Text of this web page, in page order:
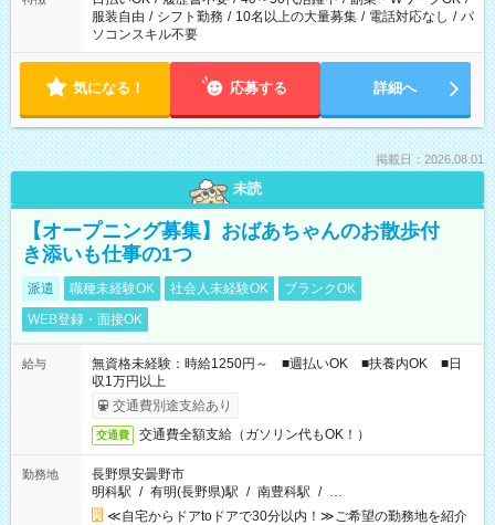
服装自由 / シフト勤務 / 10名以上の大量募集 / 電話対応なし / パ
ソコンスキル不要
気になる！ 応募する 詳細へ
掲載日：2026.08.01
未読
【オープニング募集】おばあちゃんのお散歩付
き添いも仕事の1つ
派遣 職種未経験OK 社会人未経験OK
ブランクOK
WEB登録・面接OK
給与
無資格未経験：時給1250円～ ■週払いOK ■扶養内OK ■日
収1万円以上
交通費別途支給あり
交通費 交通費全額支給（ガソリン代もOK！）
勤務地
長野県安曇野市
明科駅 / 有明(長野県)駅 / 南豊科駅 / …
≪自宅からドアtoドアで30分以内！≫ご希望の勤務地を紹介